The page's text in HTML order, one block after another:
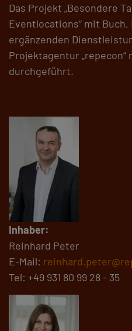
Das Projekt „Besondere
Eventlocations“ mit
ergänzenden
Projektagentur
durchgeführt.
Inhaber:
Reinhard Peter
E-Mail:
Tel: +49 931 80 99 28 - 35